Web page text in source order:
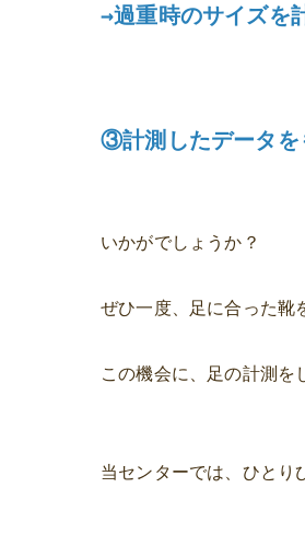
→過重時のサイズを
③計測したデータを
いかがでしょうか？
ぜひ一度、足に合った靴
この機会に、足の計測を